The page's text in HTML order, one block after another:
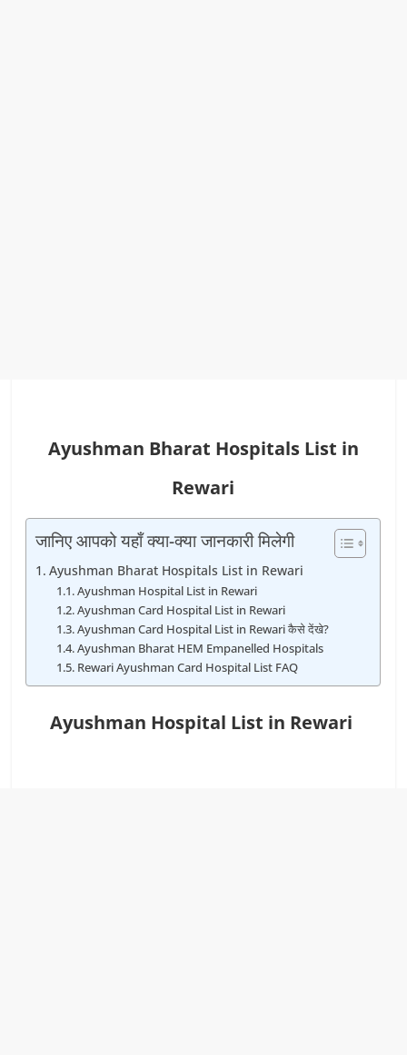
Ayushman Bharat Hospitals List in
Rewari
जानिए आपको यहाँ क्या-क्या जानकारी मिलेगी
Ayushman Bharat Hospitals List in Rewari
Ayushman Hospital List in Rewari
Ayushman Card Hospital List in Rewari
Ayushman Card Hospital List in Rewari कैसे देंखे?
Ayushman Bharat HEM Empanelled Hospitals
Rewari Ayushman Card Hospital List FAQ
Ayushman Hospital List in Rewari